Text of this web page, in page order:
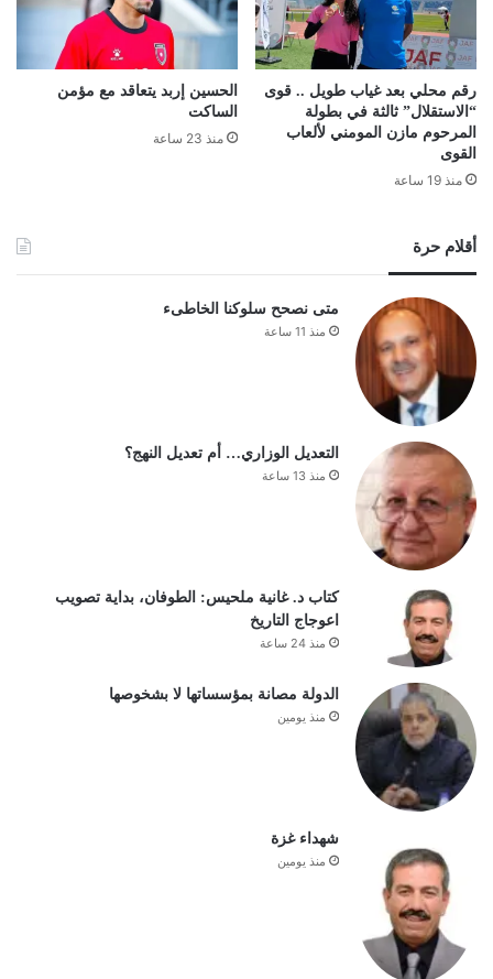
رقم محلي بعد غياب طويل .. قوى
“الاستقلال” ثالثة في بطولة
المرحوم مازن المومني لألعاب
القوى
منذ 19 ساعة
الحسين إربد يتعاقد مع مؤمن
الساكت
منذ 23 ساعة
أقلام حرة
متى نصحح سلوكنا الخاطىء
منذ 11 ساعة
التعديل الوزاري… أم تعديل النهج؟
منذ 13 ساعة
كتاب د. غانية ملحيس: الطوفان، بداية تصويب
اعوجاج التاريخ
منذ 24 ساعة
الدولة مصانة بمؤسساتها لا بشخوصها
منذ يومين
شهداء غزة
منذ يومين